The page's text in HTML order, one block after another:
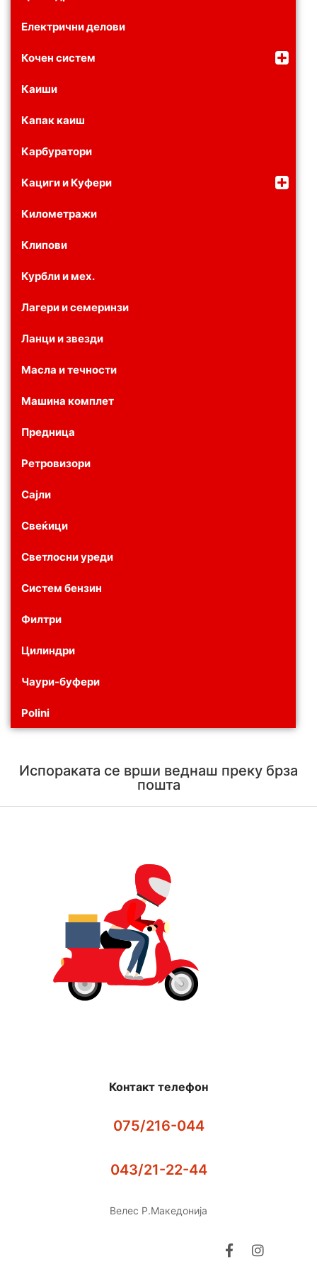
Електрични делови
Кочен систем
Каиши
Капак каиш
Карбуратори
Кациги и Куфери
Километражи
Клипови
Курбли и мех.
Лагери и семеринзи
Ланци и звезди
Масла и течности
Машина комплет
Предница
Ретровизори
Сајли
Свеќици
Светлосни уреди
Систем бензин
Филтри
Цилиндри
Чаури-буфери
Polini
Испораката се врши веднаш преку брза
пошта
Контакт телефон
075/216-044
043/21-22-44
Велес Р.Македонија